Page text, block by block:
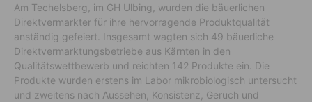
Am Techelsberg, im GH Ulbing, wurden die bäuerlichen
Direktvermarkter für ihre hervorragende Produktqualität
anständig gefeiert. Insgesamt wagten sich 49 bäuerliche
Direktvermarktungsbetriebe aus Kärnten in den
Qualitätswettbewerb und reichten 142 Produkte ein. Die
Produkte wurden erstens im Labor mikrobiologisch untersucht
und zweitens nach Aussehen, Konsistenz, Geruch und